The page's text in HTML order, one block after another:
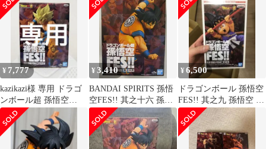
空(少年)](単品)
イヤ人4ゴジータ フィ
ギュア
¥ 7,777
kazikazi様 専用 ドラゴ
ンボール超 孫悟空
FES!! 其之十三 孫悟空
¥3,410
BANDAI SPIRITS 孫悟
空FES!! 其之十六 孫悟
空
¥6,500
ドラゴンボール 孫悟空
FES!! 其之九 孫悟空 フ
ィギュア